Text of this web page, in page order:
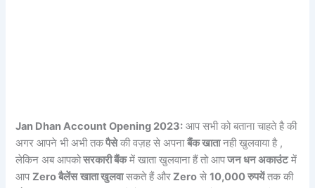
Jan Dhan Account Opening 2023: आप सभी को बताना चाहते है की
अगर आपने भी अभी तकपैसेकी वज़ह से अपनाबैंक खातानही खुलवाया है ,
लेकिन अब आपकोसरकारी बैंकमें खाता खुलवाना हैं तो आपजन धन अकाउंटमें
आपZero बैलेंस खाता खुलवासकते हैं औरZero से10,000 रुपयेंतक की